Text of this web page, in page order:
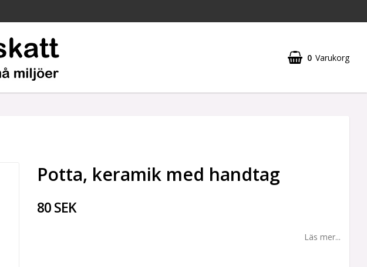
0 Varukorg
Din varukorg är tom
Potta, keramik med handtag
80 SEK
Läs mer...